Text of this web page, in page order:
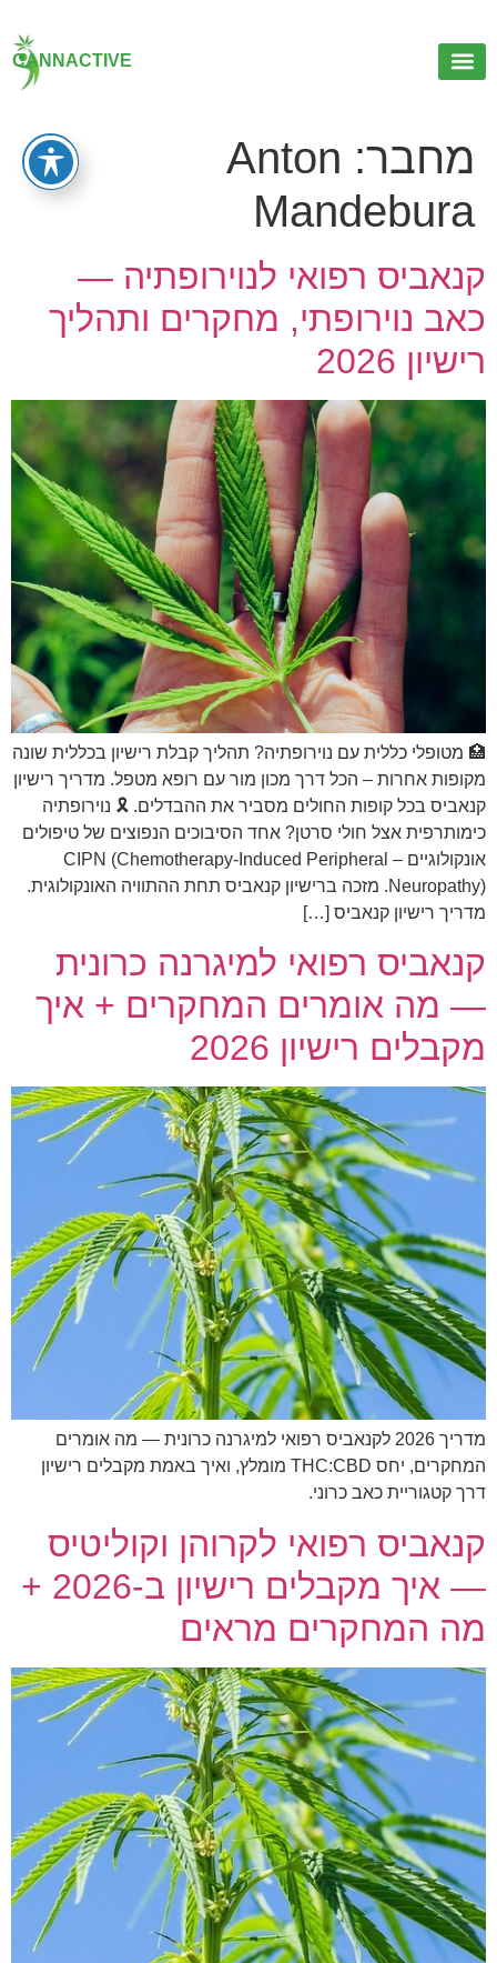
CANNACTIVE
מחבר: Anton
Mandebura
קנאביס רפואי לנוירופתיה —
כאב נוירופתי, מחקרים ותהליך
רישיון 2026
🏥 מטופלי כללית עם נוירופתיה? תהליך קבלת רישיון בכללית שונה
מקופות אחרות – הכל דרך מכון מור עם רופא מטפל. מדריך רישיון
קנאביס בכל קופות החולים מסביר את ההבדלים. 🎗️ נוירופתיה
כימותרפית אצל חולי סרטן? אחד הסיבוכים הנפוצים של טיפולים
אונקולוגיים – CIPN (Chemotherapy-Induced Peripheral
Neuropathy). מזכה ברישיון קנאביס תחת ההתוויה האונקולוגית.
מדריך רישיון קנאביס […]
קנאביס רפואי למיגרנה כרונית
— מה אומרים המחקרים + איך
מקבלים רישיון 2026
מדריך 2026 לקנאביס רפואי למיגרנה כרונית — מה אומרים
המחקרים, יחס THC:CBD מומלץ, ואיך באמת מקבלים רישיון
דרך קטגוריית כאב כרוני.
קנאביס רפואי לקרוהן וקוליטיס
— איך מקבלים רישיון ב-2026 +
מה המחקרים מראים